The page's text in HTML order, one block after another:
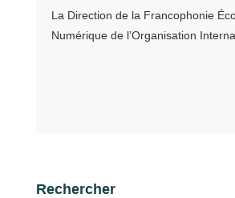
La Direction de la Francophonie
Numérique de l’Organisation
Rechercher